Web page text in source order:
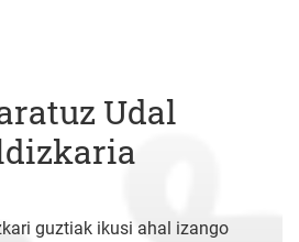
Udal
guztiak ikusi ahal izango